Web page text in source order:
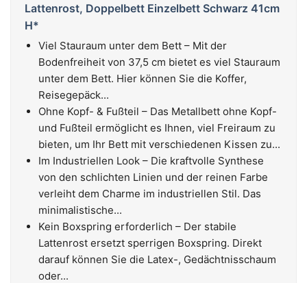
Lattenrost, Doppelbett Einzelbett Schwarz 41cm
H*
Viel Stauraum unter dem Bett – Mit der
Bodenfreiheit von 37,5 cm bietet es viel Stauraum
unter dem Bett. Hier können Sie die Koffer,
Reisegepäck...
Ohne Kopf- & Fußteil – Das Metallbett ohne Kopf-
und Fußteil ermöglicht es Ihnen, viel Freiraum zu
bieten, um Ihr Bett mit verschiedenen Kissen zu...
Im Industriellen Look – Die kraftvolle Synthese
von den schlichten Linien und der reinen Farbe
verleiht dem Charme im industriellen Stil. Das
minimalistische...
Kein Boxspring erforderlich – Der stabile
Lattenrost ersetzt sperrigen Boxspring. Direkt
darauf können Sie die Latex-, Gedächtnisschaum
oder...